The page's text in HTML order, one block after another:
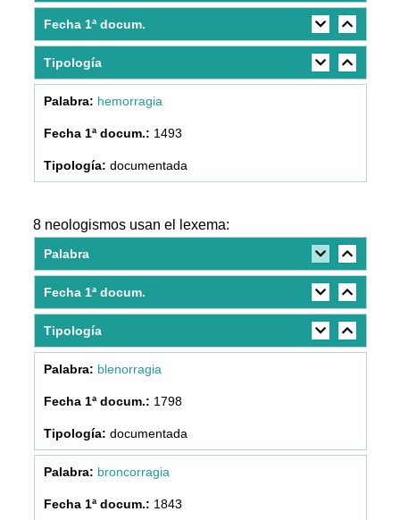
Fecha 1ª docum.
Tipología
hemorragia
1493
documentada
8 neologismos usan el lexema:
Palabra
Fecha 1ª docum.
Tipología
blenorragia
1798
documentada
broncorragia
1843